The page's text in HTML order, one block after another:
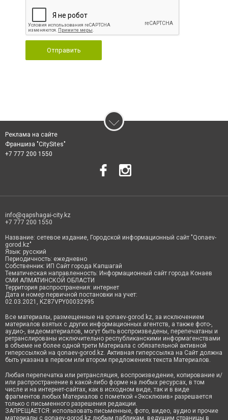
Отправить
Реклама на сайте
Франшиза "CitySites"
+7 777 200 1550
info@qapshagai-city.kz
+7 777 200 1550
Название: сетевое издание, Городской информационный сайт "Qonaev-
gorod.kz"
Язык: русский
Периодичность: ежедневно
Собственник: ИП Сайт города Капшагай
Тематическая направленность: Информационный сайт города Конаев
СМИ АЛМАТИНСКОЙ ОБЛАСТИ
Территория распространения: интернет
Дата и номер первичной постановки на учет:
02.03.2021, KZ87VPY00032995
Все материалы, размещенные на qonaev-gorod.kz, за исключением
материалов взятых с других информационных агентств, а также фото-,
аудио-, видеоматериалов, могут быть воспроизведены, перепечатаны и
ретранслированы исключительно республиканскими информагенствами
в объеме не более одной трети Материала с обязательной активной
гиперссылкой на qonaev-gorod.kz. Активная гиперссылка на Сайт должна
быть указана в первом или втором предложениях текста Материалов.
Любая перепечатка или ретрансляция, воспроизведение, копирование и/
или распространение в какой-либо форме на любых ресурсах, в том
числе и на интернет-сайтах, как в исходном виде, так и в виде
фрагментов любых Материалов с пометкой «Эксклюзив» разрешается
только с письменного разрешения редакции.
ЗАПРЕЩАЕТСЯ: использовать письменные, фото, видео, аудио и прочие
материалы с qonaev-gorod.kz любым пабликам, ведущим страницы в